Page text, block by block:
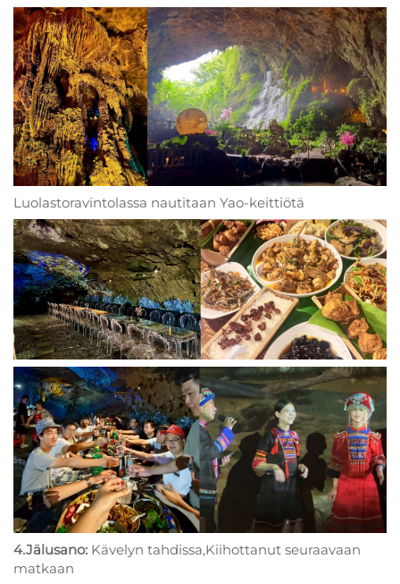
Luolastoravintolassa nautitaan Yao-keittiötä
4.Jälusano: Kävelyn tahdissa,Kiihottanut seuraavaan
matkaan